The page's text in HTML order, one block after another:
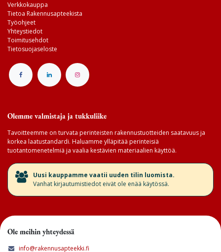
Verkkokauppa
Tietoa Rakennusapteekista
Työohjeet
Yhteystiedot
Toimitusehdot
Tietosuojaseloste
Olemme valmistaja ja tukkuliike
Tavoitteemme on turvata perinteisten rakennustuotteiden saatavuus ja
korkea laatustandardi. Haluamme ylläpitää perinteisiä
tuotantomenetelmiä ja vaalia kestävien materiaalien käyttöä.
​Uusi kauppamme vaatii uuden tilin luomista.
Vanhat kirjautumistiedot eivät ole enää käytössä.
Ole meihin yhteydessä
info@rakennusapteekki.fi